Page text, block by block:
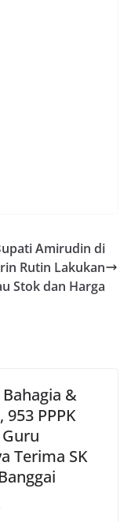
Amirudin di
Rutin Lakukan
Stok dan Harga
&
953 PPPK
Terima SK